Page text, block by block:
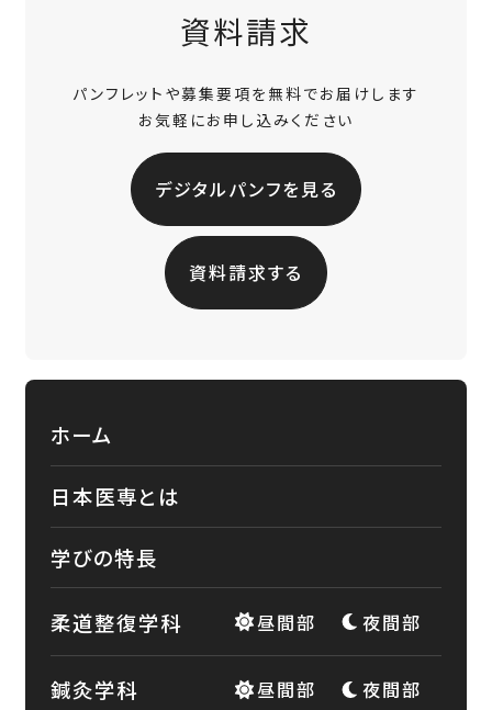
資料請求
パンフレットや募集要項を無料でお届けします
お気軽にお申し込みください
デジタルパンフを見る
資料請求する
ホーム
日本医専とは
学びの特長
柔道整復学科 昼間部 夜間部
鍼灸学科 昼間部 夜間部